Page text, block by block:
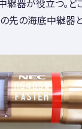
継器が役立つ。
先の海底中継器